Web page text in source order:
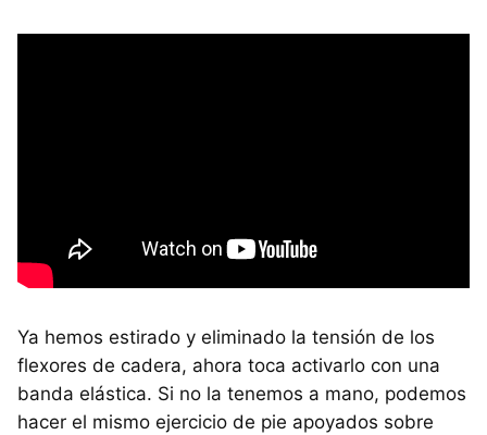
Ya hemos estirado y eliminado la tensión de los
flexores de cadera, ahora toca activarlo con una
banda elástica. Si no la tenemos a mano, podemos
hacer el mismo ejercicio de pie apoyados sobre